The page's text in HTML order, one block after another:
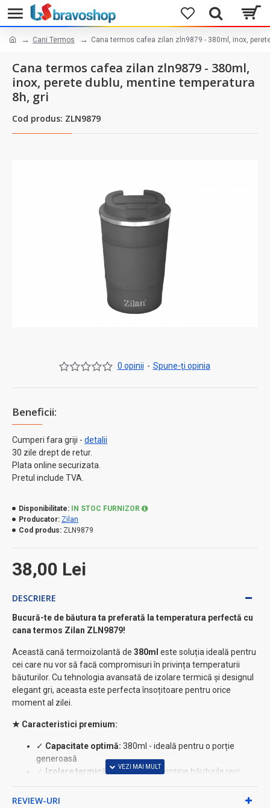
Cani Termos Cana termos cafea zilan zln9879 - 380ml, inox,
Cana termos cafea zilan zln9879 - 380ml,
inox, perete dublu, mentine temperatura
8h, gri
Cod produs: ZLN9879
Beneficii:
Cumperi fara griji - detalii
30 zile drept de retur.
Plata online securizata.
Pretul include TVA.
0 opinii - Spune-ţi opinia
38,00 Lei
Disponibilitate:
IN STOC FURNIZOR
Producator: Zilan
Cod produs: ZLN9879
DESCRIERE
Bucură-te de băutura ta preferată la temperatura perfectă cu
cana termos Zilan ZLN9879!
Această cană termoizolantă de 380ml este soluția ideală pentru
cei care nu vor să facă compromisuri în privința temperaturii
băuturilor. Cu tehnologia avansată de izolare termică și designul
elegant gri, aceasta este perfecta însoțitoare pentru orice
moment al zilei.
★ Caracteristici premium:
✓ Capacitate optimă: 380ml - ideală pentru o porție
generoasă
✓ Izolare termică superioară:menține băuturile reci
✓ Păstrează căldura:
REVIEW-URI